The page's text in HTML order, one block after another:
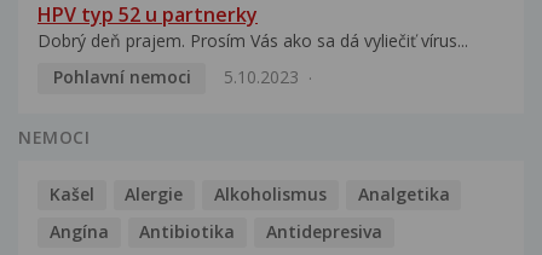
HPV typ 52 u partnerky
Dobrý deň prajem. Prosím Vás ako sa dá vyliečiť vírus...
Pohlavní nemoci
5.10.2023
NEMOCI
Kašel Alergie Alkoholismus
Analgetika
Angína
Antibiotika
Antidepresiva